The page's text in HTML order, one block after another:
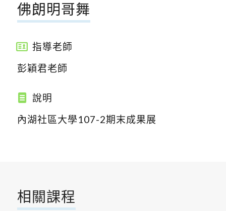
佛朗明哥舞
指導老師
彭穎君老師
說明
內湖社區大學107-2期末成果展
相關課程